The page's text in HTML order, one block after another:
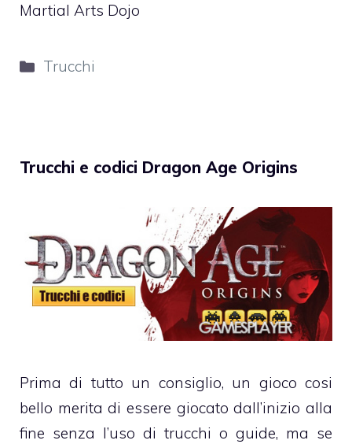
Martial Arts Dojo
Categorie
Trucchi
Trucchi e codici Dragon Age Origins
Prima di tutto un consiglio, un gioco cosi
bello merita di essere giocato dall’inizio alla
fine senza l’uso di trucchi o guide, ma se